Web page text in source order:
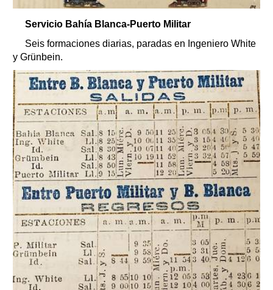
Servicio Bahía Blanca-Puerto Militar
Seis formaciones diarias, paradas en Ingeniero White
y Grünbein.